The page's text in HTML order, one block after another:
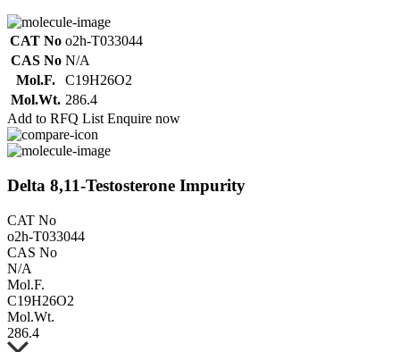
CAT No o2h-T033044
CAS No N/A
Mol.F.
C19H26O2
Mol.Wt. 286.4
Add to RFQ List Enquire now
Delta 8,11-Testosterone Impurity
CAT No
o2h-T033044
CAS No
N/A
Mol.F.
C19H26O2
Mol.Wt.
286.4